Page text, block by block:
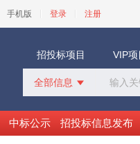
手机版 登录 注册
招投标项目 VIP
全部信息 
招标采购
中标公示
中标公示 招投标信息发布